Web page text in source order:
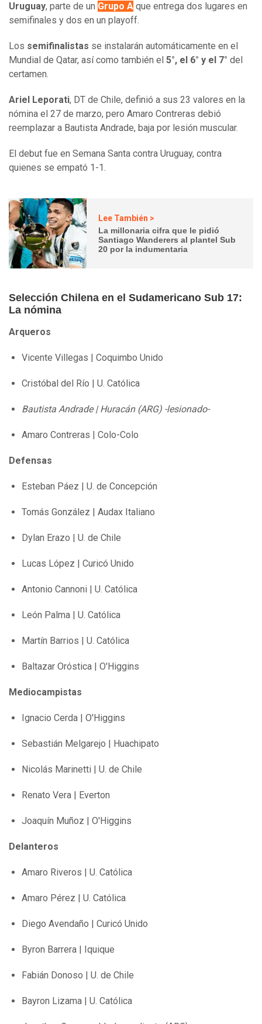
Uruguay, parte de un Grupo A que entrega dos lugares en
semifinales y dos en un playoff.
Los semifinalistas se instalarán automáticamente en el
Mundial de Qatar, así como también el 5°, el 6° y el 7° del
certamen.
Ariel Leporati, DT de Chile, definió a sus 23 valores en la
nómina el 27 de marzo, pero Amaro Contreras debió
reemplazar a Bautista Andrade, baja por lesión muscular.
El debut fue en Semana Santa contra Uruguay, contra
quienes se empató 1-1.
Lee También >
La millonaria cifra que le pidió
Santiago Wanderers al plantel Sub
20 por la indumentaria
Selección Chilena en el Sudamericano Sub 17:
La nómina
Arqueros
Vicente Villegas | Coquimbo Unido
Cristóbal del Río | U. Católica
Bautista Andrade | Huracán (ARG) -lesionado-
Amaro Contreras | Colo-Colo
Defensas
Esteban Páez | U. de Concepción
Tomás González | Audax Italiano
Dylan Erazo | U. de Chile
Lucas López | Curicó Unido
Antonio Cannoni | U. Católica
León Palma | U. Católica
Martín Barrios | U. Católica
Baltazar Oróstica | O'Higgins
Mediocampistas
Ignacio Cerda | O'Higgins
Sebastián Melgarejo | Huachipato
Nicolás Marinetti | U. de Chile
Renato Vera | Everton
Joaquín Muñoz | O'Higgins
Delanteros
Amaro Riveros | U. Católica
Amaro Pérez | U. Católica
Diego Avendaño | Curicó Unido
Byron Barrera | Iquique
Fabián Donoso | U. de Chile
Bayron Lizama | U. Católica